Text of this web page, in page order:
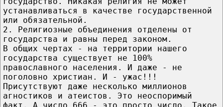
устанавливаться в качестве государственной
или обязательной.
2. Религиозные объединения отделены от
государства и равны перед законом.
В общих чертах - на территории нашего
государства существует не 100%
православного населения. И даже - не
поголовно христиан. И - ужас!!!
Присутствуют даже несколько миллионов
агностиков и атеистов. Это неоспоримый
факт. А число 666 - это просто число. Такое